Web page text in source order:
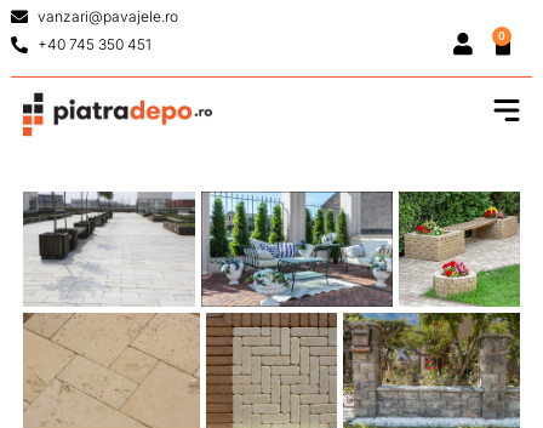
vanzari@pavajele.ro
+40 745 350 451
0